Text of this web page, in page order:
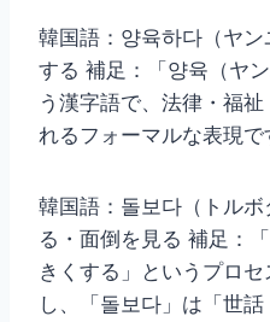
韓国語：양육하다（ヤ
する 補足：「양육（ヤ
う漢字語で、法律・福
れるフォーマルな表現で
韓国語：돌보다（トル
る・面倒を見る 補足：
きくする」というプロ
し、「돌보다」は「世